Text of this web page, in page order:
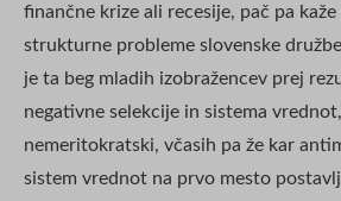
finančne krize ali recesije, pač pa
strukturne probleme slovenske
je ta beg mladih izobražencev prej
negativne selekcije in sistema
nemeritokratski, včasih pa že kar
sistem vrednot na prvo mesto